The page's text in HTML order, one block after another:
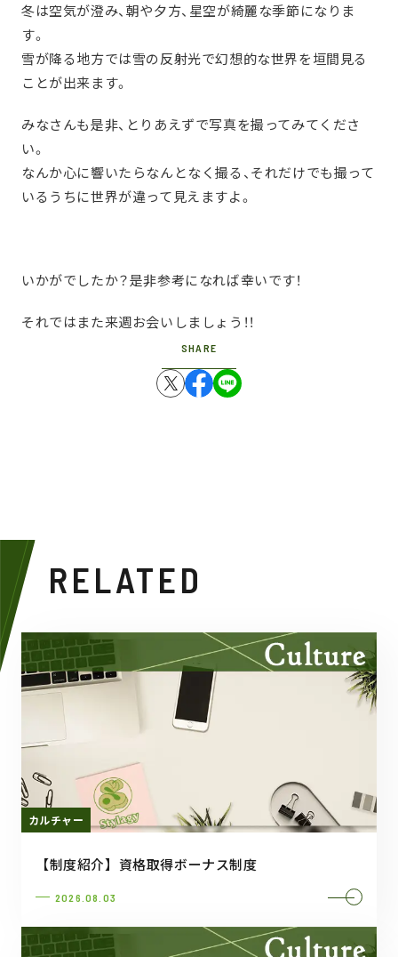
冬は空気が澄み、朝や夕方、星空が綺麗な季節になりま
す。
雪が降る地方では雪の反射光で幻想的な世界を垣間見る
ことが出来ます。
みなさんも是非、とりあえずで写真を撮ってみてくださ
い。
なんか心に響いたらなんとなく撮る、それだけでも撮って
いるうちに世界が違って見えますよ。
いかがでしたか？是非参考になれば幸いです！
それではまた来週お会いしましょう！！
SHARE
RELATED
カルチャー
【制度紹介】資格取得ボーナス制度
2026.08.03